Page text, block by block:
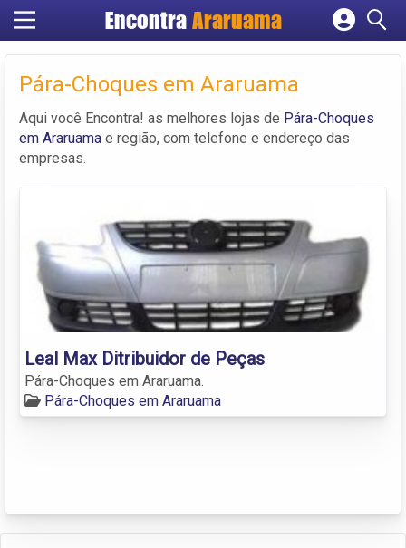
EncontraAraruama
Cadastrar empresa
Criar conta
Pára-Choques em Araruama
Aqui você Encontra! as melhores lojas de Pára-Choques
em Araruama e região, com telefone e endereço das
empresas.
Leal Max Ditribuidor de Peças
Pára-Choques em Araruama.
Pára-Choques em Araruama